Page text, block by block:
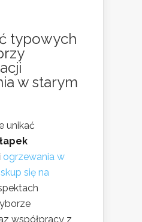
typowych
w starym
unikać
ogrzewania w
się na
współpracy z